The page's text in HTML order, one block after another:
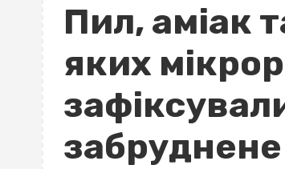
Пил, аміак
яких
забруднене